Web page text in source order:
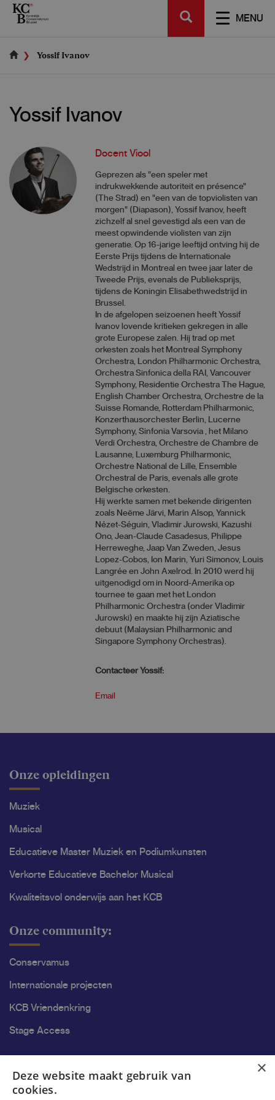
Skip
MENU
SEARCH
Yossif Ivanov
Yossif Ivanov
Docent Viool
Geprezen als "een speler met
indrukwekkende autoriteit en présence"
(The Strad) en "een van de topviolisten van
morgen" (Diapason), Yossif Ivanov, heeft
zichzelf al snel gevestigd als een van de
meest opwindende violisten van zijn
generatie. Op 16-jarige leeftijd ontving hij de
Eerste Prijs tijdens de Internationale
Wedstrijd in Montreal en twee jaar later de
Tweede Prijs, evenals de Publieksprijs,
tijdens de Koningin Elisabethwedstrijd in
Brussel.
In de afgelopen seizoenen heeft Yossif
Ivanov lovende kritieken gekregen in alle
grote Europese zalen. Hij trad op met
orkesten zoals het Montreal Symphony
Orchestra, London Philharmonic Orchestra,
Orchestra Sinfonica della RAI, Vancouver
Symphony, Residentie Orchestra The Hague,
English Chamber Orchestra, Orchestre de la
Suisse Romande, Rotterdam Philharmonic,
Konzerthausorchester Berlin, Lucerne
Symphony, Sinfonia Varsovia , het Milano
Verdi Orchestra, Orchestre de Chambre de
Lausanne, Luxemburg Philharmonic,
Orchestre National de Lille, Ensemble
Orchestral de Paris, evenals alle grote
Belgische orkesten.
Hij werkte samen met bekende dirigenten
zoals Neëme Järvi, Marin Alsop, Yannick
Nézet-Séguin, Vladimir Jurowski, Kazushi
Ono, Jean-Claude Casadesus, Philippe
Herreweghe, Jaap Van Zweden, Jesus
Lopez-Cobos, Ion Marin, Yuri Simonov, Louis
Langrée en John Axelrod. In 2010 werd hij
uitgenodigd om in Noord-Amerika op
tournee te gaan met het London
Philharmonic Orchestra (onder Vladimir
Jurowski) en maakte hij zijn Aziatische
debuut (Malaysian Philharmonic and
Singapore Symphony Orchestras).
Contacteer Yossif:
Email
Onze opleidingen
Muziek
Musical
Educatieve Master Muziek en Podiumkunsten
Verkorte Educatieve Bachelor Musical
Kwaliteitsvol onderwijs aan het KCB
Onze community:
Conservamus
Internationale projecten
KCB Vriendenkring
Stage Access
Onderzoek
×
Deze website maakt gebruik van
cookies.